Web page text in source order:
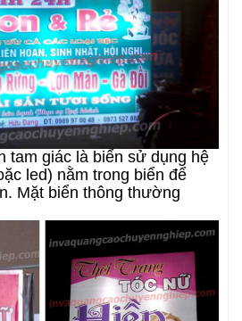
tam giác là biển sử dụng hệ
led) nằm trong biển để
Mặt biển thông thường